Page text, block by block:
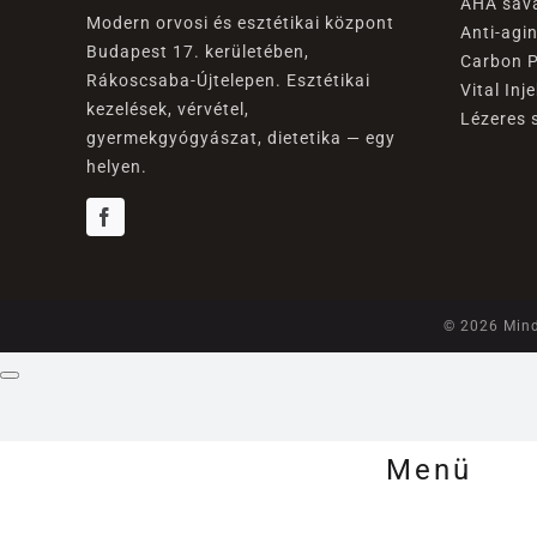
Modern orvosi és esztétikai központ
Budapest 17. kerületében,
Rákoscsaba-Újtelepen. Esztétikai
kezelések, vérvétel,
gyermekgyógyászat, dietetika — egy
helyen.
Anti-
Carbon
Vital
Lézeres
© 2026
Menü